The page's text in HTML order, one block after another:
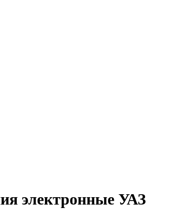
электронные УАЗ